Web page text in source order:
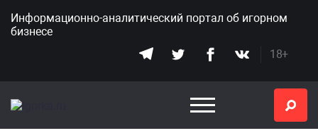
Информационно-аналитический портал об игорном
бизнесе
18+